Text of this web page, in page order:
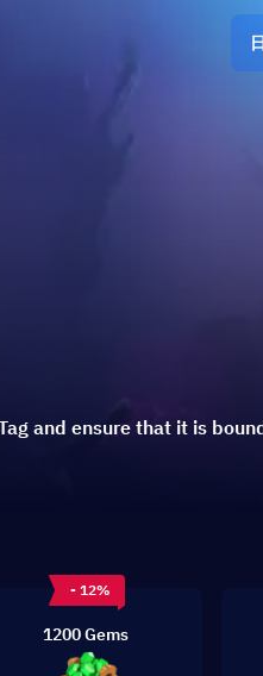
and ensure that it is
- 12%
1200 Gems